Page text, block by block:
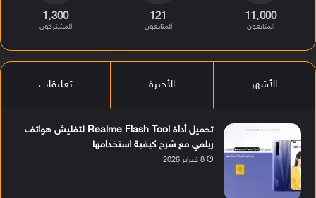
11٬000
المتابعون
121
المتابعون
1٬300
المشتركون
الأشهر الأخيرة تعليقات
تحميل أداة Realme Flash Tool لتفليش هواتف
ريلمي مع شرح كيفية استخدامها
8 فبراير 2026